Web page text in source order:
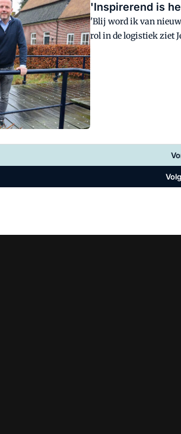
'Inspirerend is
'Blij word ik van
rol in de logistiek ziet